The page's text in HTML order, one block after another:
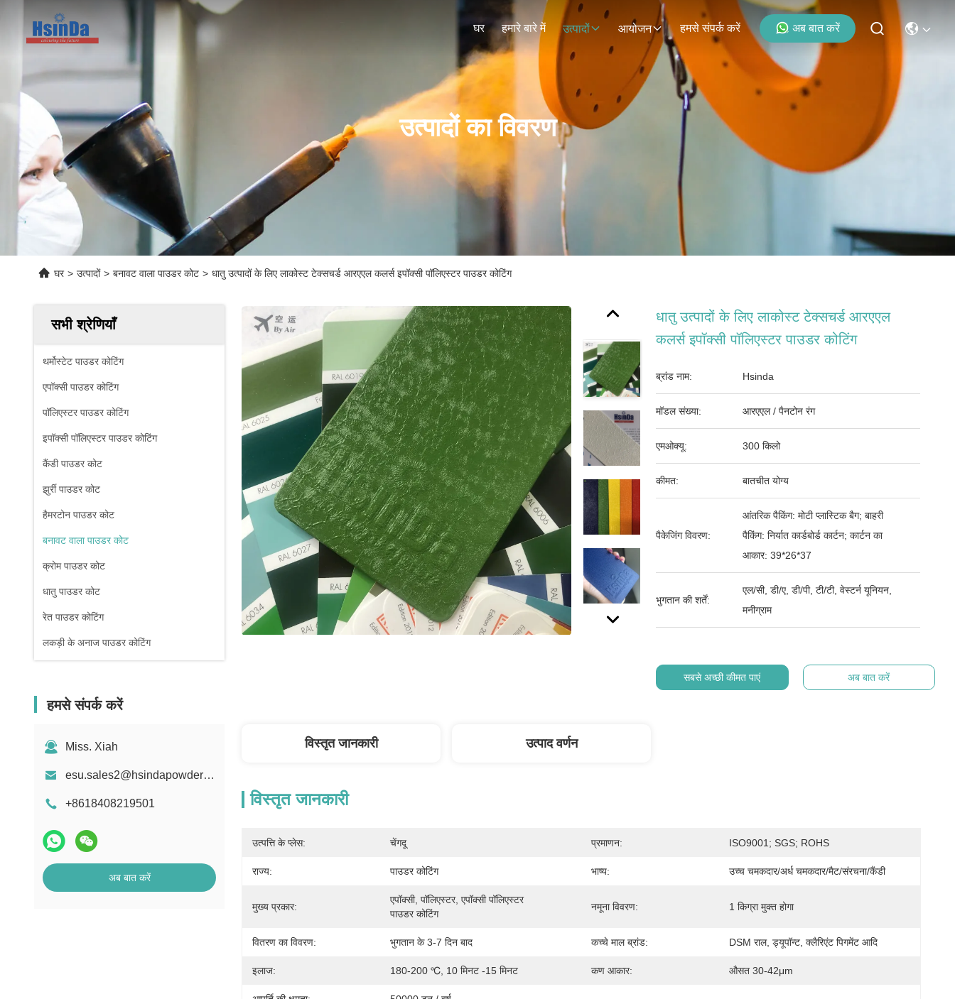
घर हमारे बारे में उत्पादों आयोजन हमसे संपर्क करें अब बात करें
उत्पादों का विवरण
घर > उत्पादों > बनावट वाला पाउडर कोट > धातु उत्पादों के लिए लाकोस्ट टेक्सचर्ड आरएएल कलर्स इपॉक्सी पॉलिएस्टर पाउडर कोटिंग
सभी श्रेणियाँ
थर्मोस्टेट पाउडर कोटिंग
एपॉक्सी पाउडर कोटिंग
पॉलिएस्टर पाउडर कोटिंग
इपॉक्सी पॉलिएस्टर पाउडर कोटिंग
कैंडी पाउडर कोट
झुर्री पाउडर कोट
हैमरटोन पाउडर कोट
बनावट वाला पाउडर कोट
क्रोम पाउडर कोट
धातु पाउडर कोट
रेत पाउडर कोटिंग
लकड़ी के अनाज पाउडर कोटिंग
हमसे संपर्क करें
Miss. Xiah
esu.sales2@hsindapowdercoating.com
+8618408219501
अब बात करें
धातु उत्पादों के लिए लाकोस्ट टेक्सचर्ड आरएएल
कलर्स इपॉक्सी पॉलिएस्टर पाउडर कोटिंग
ब्रांड नाम: Hsinda
मॉडल संख्या: आरएएल / पैनटोन रंग
एमओक्यू: 300 किलो
कीमत: बातचीत योग्य
पैकेजिंग विवरण:
आंतरिक पैकिंग: मोटी प्लास्टिक बैग; बाहरी
पैकिंग: निर्यात कार्डबोर्ड कार्टन; कार्टन का
आकार: 39*26*37
भुगतान की शर्तें:
एल/सी, डी/ए, डी/पी, टी/टी, वेस्टर्न यूनियन,
मनीग्राम
सबसे अच्छी कीमत पाएं अब बात करें
विस्तृत जानकारी उत्पाद वर्णन
विस्तृत जानकारी
उत्पत्ति के प्लेस: चेंगदू प्रमाणन: ISO9001; SGS; ROHS
राज्य: पाउडर कोटिंग भाष्य: उच्च चमकदार/अर्ध चमकदार/मैट/संरचना/कैंडी
मुख्य प्रकार:
एपॉक्सी, पॉलिएस्टर, एपॉक्सी पॉलिएस्टर
पाउडर कोटिंग
नमूना विवरण: 1 किग्रा मुक्त होगा
वितरण का विवरण: भुगतान के 3-7 दिन बाद कच्चे माल ब्रांड: DSM राल, ड्यूपॉन्ट, क्लैरिएंट पिगमेंट आदि
इलाज: 180-200 ℃, 10 मिनट -15 मिनट कण आकार: औसत 30-42μm